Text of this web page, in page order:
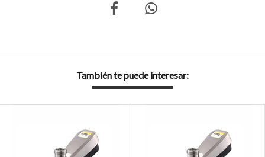
También te puede interesar: